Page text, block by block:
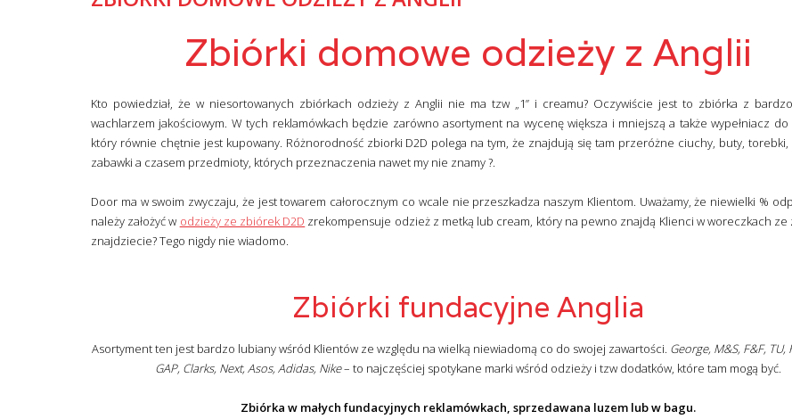
Zbiórki domowe odzieży z Anglii
Kto powiedział, że w niesortowanych zbiórkach odzieży z Anglii nie ma tzw „1” i creamu? Oczywiście jest to zbiórka z
wachlarzem jakościowym. W tych reklamówkach będzie zarówno asortyment na wycenę większa i mniejszą a także wypełniacz do
który równie chętnie jest kupowany. Różnorodność zbiorki D2D polega na tym, że znajdują się tam przeróżne ciuchy, buty, torebki,
zabawki a czasem przedmioty, których przeznaczenia nawet my nie znamy ?.
Door ma w swoim zwyczaju, że jest towarem całorocznym co wcale nie przeszkadza naszym Klientom. Uważamy, że niewielki %
należy założyć w odzieży ze zbiórek D2D zrekompensuje odzież z metką lub cream, który na pewno znajdą Klienci w woreczkach ze
znajdziecie? Tego nigdy nie wiadomo.
Zbiórki fundacyjne Anglia
Asortyment ten jest bardzo lubiany wśród Klientów ze względu na wielką niewiadomą co do swojej zawartości. George, M&S, F&F, TU,
GAP, Clarks, Next, Asos, Adidas, Nike– to najczęściej spotykane marki wśród odzieży i tzw dodatków, które tam mogą być.
Zbiórka w małych fundacyjnych reklamówkach, sprzedawana luzem lub w bagu.